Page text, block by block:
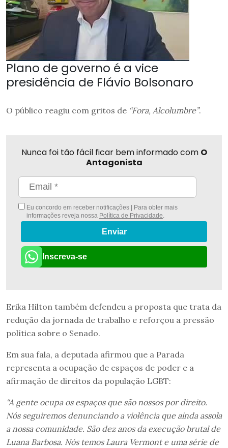
Plano de governo é a vice
presidência de Flávio Bolsonaro
O público reagiu com gritos de “Fora, Alcolumbre”.
Nunca foi tão fácil ficar bem informado com O
Antagonista
Eu concordo em receber notificações | Para obter mais
informações reveja nossa Política de Privacidade
Enviar
Inscreva-se
Erika Hilton também defendeu a proposta que trata da
redução da jornada de trabalho e reforçou a pressão
política sobre o Senado.
Em sua fala, a deputada afirmou que a Parada
representa a ocupação de espaços de poder e a
afirmação de direitos da população LGBT:
“A gente ocupa os espaços que são nossos por direito.
Nós seguiremos denunciando a violência que ainda assola
a nossa comunidade. São dez anos da execução brutal de
Luana Barbosa. Nós temos Laura Vermont e uma série de